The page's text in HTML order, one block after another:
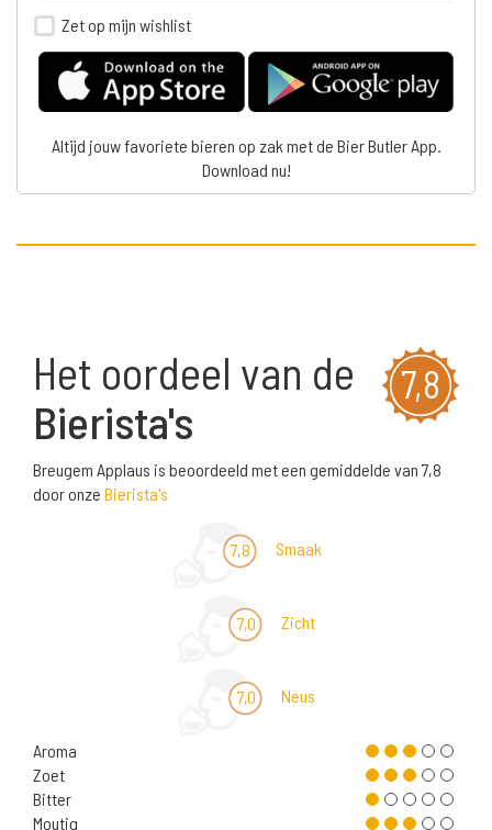
Zet op mijn wishlist
Altijd jouw favoriete bieren op zak met de Bier Butler App.
Download nu!
7,8
Het oordeel van de
Bierista's
Breugem Applaus is beoordeeld met een gemiddelde van 7,8
door onze Bierista's
7,8 Smaak
7,0 Zicht
7,0 Neus
Aroma
Zoet
Bitter
Moutig